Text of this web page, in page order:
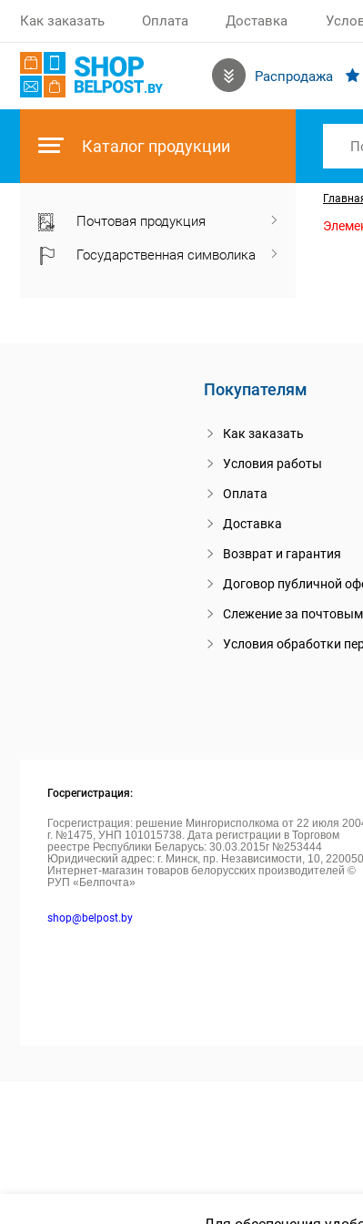
Как заказать Оплата Доставка
Распродажа
Каталог продукции
Почтовая продукция
Государственная символика
Покупателям
Как заказать
Условия работы
Оплата
Доставка
Возврат и гарантия
Договор публичной
Слежение за
Условия обработки
Госрегистрация:
Госрегистрация: решение Мингорисполкома от 22 июля
г. №1475, УНП 101015738. Дата регистрации в Торговом
реестре Республики Беларусь: 30.03.2015г №253444
Юридический адрес: г. Минск, пр. Независимости, 10, 220050
Интернет-магазин товаров белорусских производителей ©
РУП «Белпочта»
shop@belpost.by